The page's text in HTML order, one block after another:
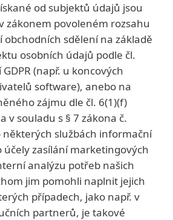
od subjektů údajů jsou
zákonem povoleném rozsahu
obchodních sdělení na základě
osobních údajů podle čl.
(např. u koncových
software), anebo na
zájmu dle čl. 6(1)(f)
v souladu s § 7 zákona č.
některých službách informační
účely zasílání marketingových
analýzu potřeb našich
jim pomohli naplnit jejich
případech, jako např. v
partnerů, je takové